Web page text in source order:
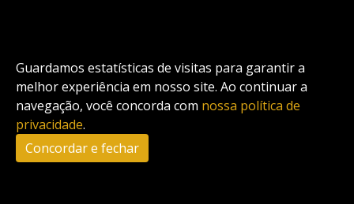
Guardamos estatísticas de visitas para garantir a
melhor experiência em nosso site. Ao continuar a
navegação, você concorda com nossa política de
privacidade.
Concordar e fechar
Casa com piscina
Apartamento com piscina
Condomínio fechado